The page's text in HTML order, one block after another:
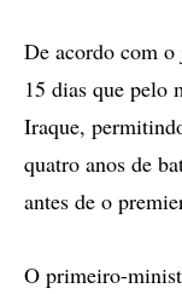
De acordo com
15 dias que pelo
Iraque,
quatro anos de
antes de o
O primeiro-